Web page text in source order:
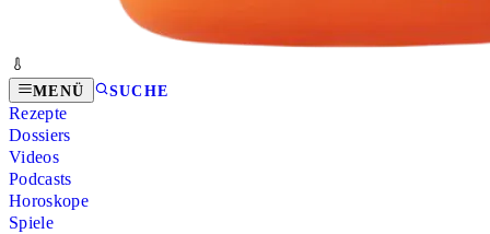
MENÜ SUCHE
Rezepte
Dossiers
Videos
Podcasts
Horoskope
Spiele